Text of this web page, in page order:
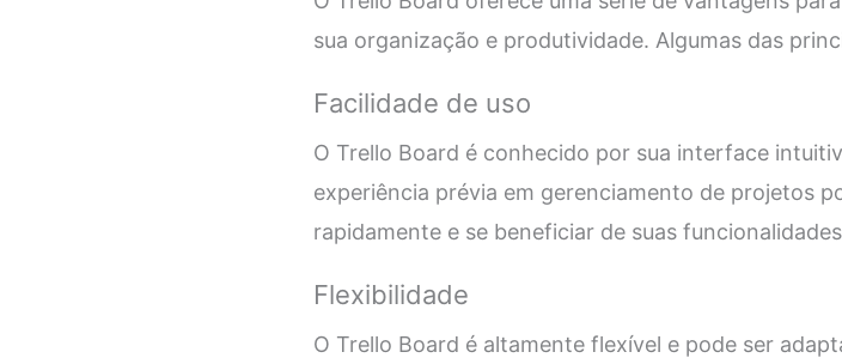
sua organização e produtividade. Algumas das
Facilidade de uso
O Trello Board é conhecido por sua interface
experiência prévia em gerenciamento de projetos
rapidamente e se beneficiar de suas
Flexibilidade
O Trello Board é altamente flexível e pode ser